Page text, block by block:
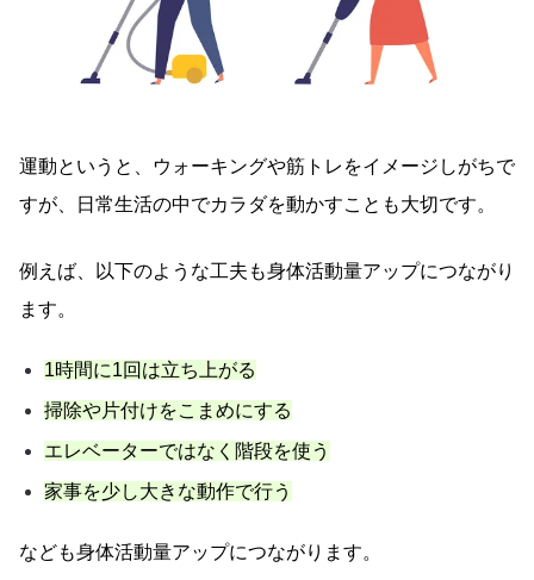
運動というと、ウォーキングや筋トレをイメージしがちで
すが、日常生活の中でカラダを動かすことも大切です。
例えば、以下のような工夫も身体活動量アップにつながり
ます。
1時間に1回は立ち上がる
掃除や片付けをこまめにする
エレベーターではなく階段を使う
家事を少し大きな動作で行う
なども身体活動量アップにつながります。